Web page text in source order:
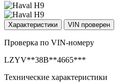
Характеристики VIN проверен
Проверка по VIN-номеру
LZYV**38B**4665***
Технические характеристики